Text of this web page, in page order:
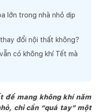
lớn trong nhà nhỏ dịp
đổi nội thất không?
có không khí Tết mà
để mang không khí năm
chỉ cần “quá tay” một